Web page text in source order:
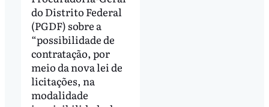
do Distrito Federal
(PGDF) sobre a
“possibilidade de
contratação, por
meio da nova lei de
licitações, na
modalidade